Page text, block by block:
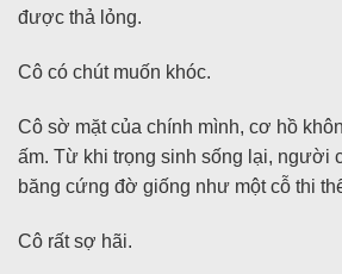
được thả lỏng.
Cô có chút muốn khóc.
Cô sờ mặt của chính mình, cơ hồ
ấm. Từ khi trọng sinh sống lại, người
băng cứng đờ giống như một cỗ thi
Cô rất sợ hãi.